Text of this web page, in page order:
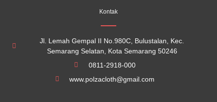
Kontak
Jl. Lemah Gempal II No.980C, Bulustalan, Kec.
Semarang Selatan, Kota Semarang 50246
0811-2918-000
www.polzacloth@gmail.com